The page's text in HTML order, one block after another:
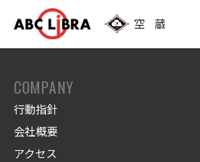
COMPANY
行動指針
会社概要
アクセス